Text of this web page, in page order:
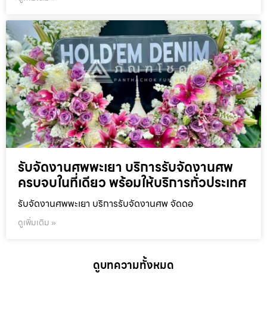
รับจัดงานศพพะเยา บริการรับจัดงานศพ
ครบจบในที่เดียว พร้อมให้บริการทั่วประเทศ
รับจัดงานศพพะเยา บริการรับจัดงานศพ จัดดอ
ดูเพิ่มเติม »
ดูบทความทั้งหมด